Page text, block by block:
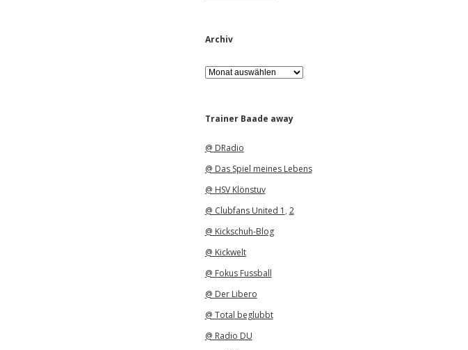
Archiv
A
r
iTrainer Baade away
@ DRadio
@ Das Spiel meines Lebens
@ HSV Klönstuv
@ Clubfans United 1 , 2
@ Kickschuh-Blog
@ Kickwelt
@ Fokus Fussball
@ Der Libero
@ Total beglubbt
@ Radio DU